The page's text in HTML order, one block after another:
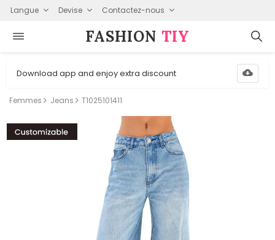
Langue Devise Contactez-nous
FASHION⁠ TIY
Download app and enjoy extra discount
Femmes Jeans T1025101411